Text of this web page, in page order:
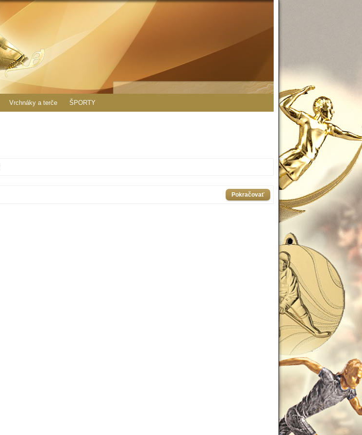
Vrchnáky a terče ŠPORTY
Pokračovať